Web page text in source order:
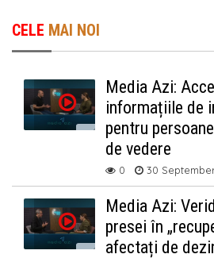
CELE MAI NOI
Media Azi:
informațiile de
pentru
de vedere
0 30
Media Azi:
presei în
afectați de